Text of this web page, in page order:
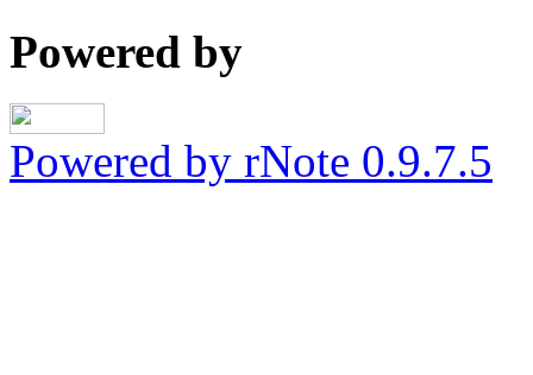
Powered by
Powered by rNote 0.9.7.5